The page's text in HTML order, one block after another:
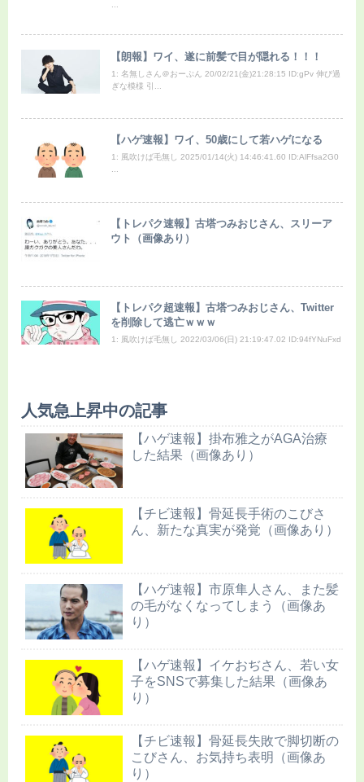
【朗報】ワイ、遂に前髪で目が隠れる！！！
1: 名無しさん＠おーぷん 20/02/21(金)21:28:15 ID:gPv 伸び過
ぎな模様 引...
【ハゲ速報】ワイ、50歳にして若ハゲになる
1: 風吹けば毛無し 2025/01/14(火) 14:46:41.60 ID:AlFfsa2G0
...
【トレパク速報】古塔つみおじさん、スリーア
ウト（画像あり）
【トレパク超速報】古塔つみおじさん、Twitter
を削除して逃亡ｗｗｗ
1: 風吹けば毛無し 2022/03/06(日) 21:19:47.02 ID:94fYNuFxd
人気急上昇中の記事
【ハゲ速報】掛布雅之がAGA治療
した結果（画像あり）
【チビ速報】骨延長手術のこびさ
ん、新たな真実が発覚（画像あり）
【ハゲ速報】市原隼人さん、また髪
の毛がなくなってしまう（画像あ
り）
【ハゲ速報】イケおぢさん、若い女
子をSNSで募集した結果（画像あ
り）
【チビ速報】骨延長失敗で脚切断の
こびさん、お気持ち表明（画像あ
り）